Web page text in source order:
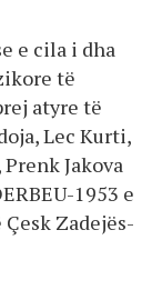
e cila i dha
të
atyre të
Lec Kurti,
Jakova
1953 e
Zadejës-